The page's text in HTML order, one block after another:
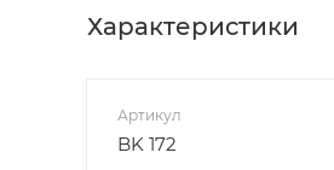
Характеристики
Артикул
BK 172